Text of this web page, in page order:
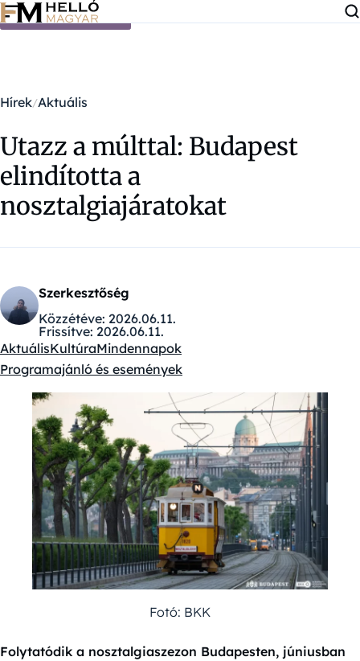
Ugrás a tartalomra
Hírek Aktuális
Utazz a múlttal: Budapest
elindította a
nosztalgiajáratokat
Szerkesztőség
Közzétéve: 2026.06.11.
Frissítve: 2026.06.11.
Kategóriák:
AktuálisKultúraMindennapok
Programajánló és események
Fotó: BKK
Folytatódik a nosztalgiaszezon Budapesten, júniusban